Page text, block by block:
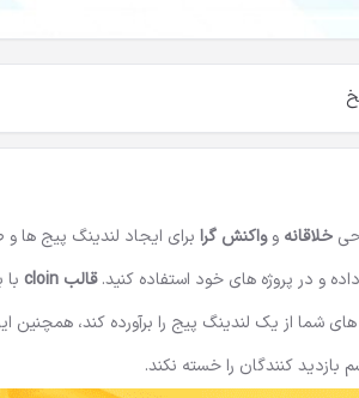
خلاقانه وواکنش گرا برای ایجاد لندینگ پیج
و در پروژه های خود استفاده کنید.قالب cloin
بازدید کنندگان را خسته نکند.